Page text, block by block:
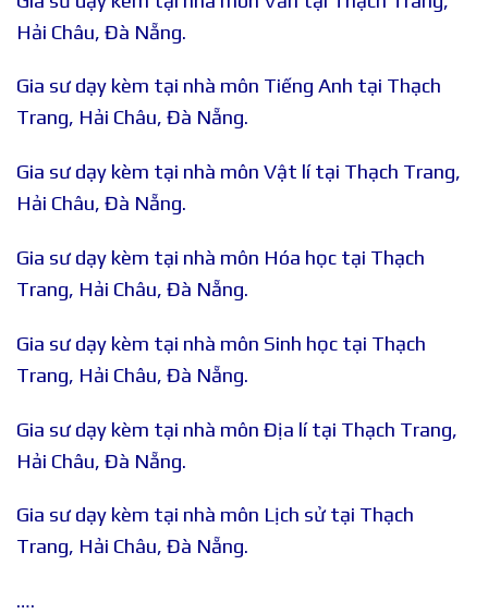
Hải Châu, Đà Nẵng.
Gia sư dạy kèm tại nhà môn Tiếng Anh tại Thạch
Trang, Hải Châu, Đà Nẵng.
Gia sư dạy kèm tại nhà môn Vật lí tại Thạch Trang,
Hải Châu, Đà Nẵng.
Gia sư dạy kèm tại nhà môn Hóa học tại Thạch
Trang, Hải Châu, Đà Nẵng.
Gia sư dạy kèm tại nhà môn Sinh học tại Thạch
Trang, Hải Châu, Đà Nẵng.
Gia sư dạy kèm tại nhà môn Địa lí tại Thạch Trang,
Hải Châu, Đà Nẵng.
Gia sư dạy kèm tại nhà môn Lịch sử tại Thạch
Trang, Hải Châu, Đà Nẵng.
….